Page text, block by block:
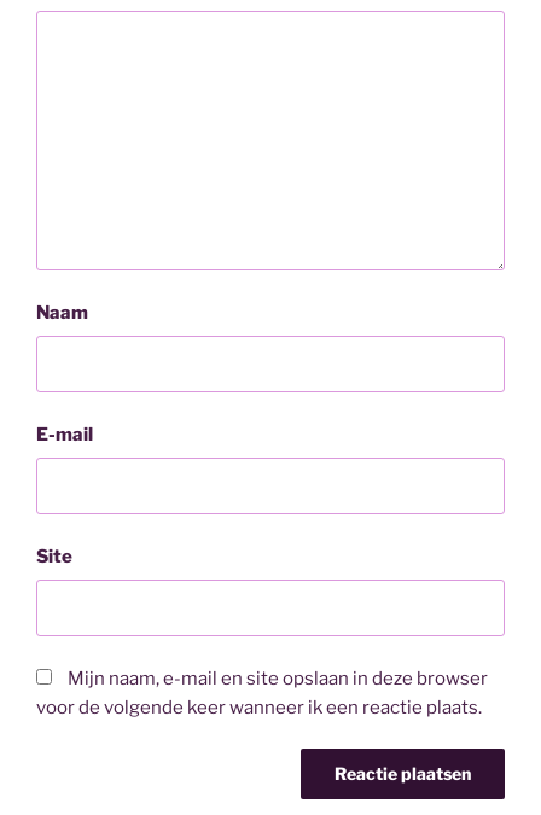
Naam
E-mail
Site
Mijn naam, e-mail en site opslaan in deze browser
voor de volgende keer wanneer ik een reactie plaats.